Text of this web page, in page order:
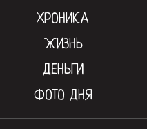
ХРОНИКА
ЖИЗНЬ
ДЕНЬГИ
ФОТО ДНЯ